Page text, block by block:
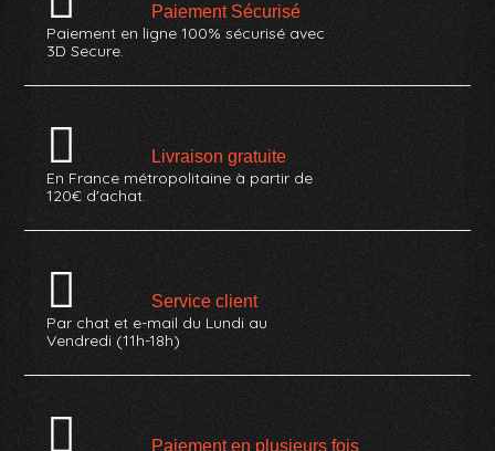
Paiement Sécurisé
Paiement en ligne 100% sécurisé avec
3D Secure.
Livraison gratuite
En France métropolitaine à partir de
120€ d'achat.
Service client
Par chat et e-mail du Lundi au
Vendredi (11h-18h)
Paiement en plusieurs fois